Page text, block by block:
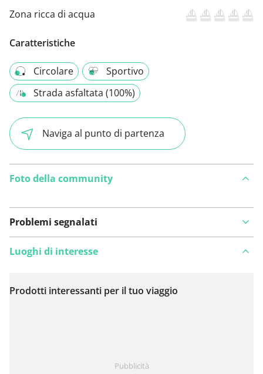
Zona ricca di acqua
Caratteristiche
Circolare
Sportivo
Strada asfaltata (100%)
Naviga al punto di partenza
Foto della community
Problemi segnalati
Visualizza sulla mappa
Luoghi di interesse
Prodotti interessanti per il tuo viaggio
Pubblicità